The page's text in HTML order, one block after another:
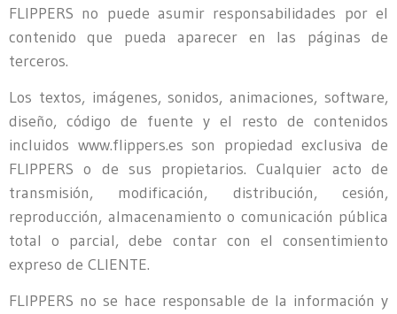
FLIPPERS no puede asumir responsabilidades por el
contenido que pueda aparecer en las páginas de
terceros.
Los textos, imágenes, sonidos, animaciones, software,
diseño, código de fuente y el resto de contenidos
incluidos www.flippers.es son propiedad exclusiva de
FLIPPERS o de sus propietarios. Cualquier acto de
transmisión, modificación, distribución, cesión,
reproducción, almacenamiento o comunicación pública
total o parcial, debe contar con el consentimiento
expreso de CLIENTE.
FLIPPERS no se hace responsable de la información y